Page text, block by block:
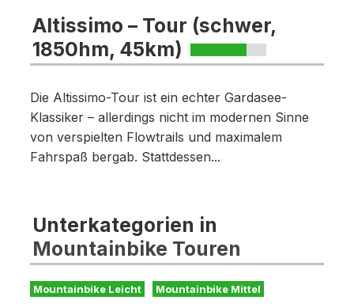
Altissimo – Tour (schwer,
1850hm, 45km)
Die Altissimo-Tour ist ein echter Gardasee-
Klassiker – allerdings nicht im modernen Sinne
von verspielten Flowtrails und maximalem
Fahrspaß bergab. Stattdessen...
Unterkategorien in
Mountainbike Touren
Mountainbike Leicht Mountainbike Mittel